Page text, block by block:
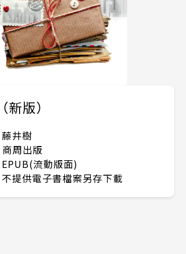
版）
藤井樹
商周出版
EPUB(流動版面)
不提供電子書檔案另存下載